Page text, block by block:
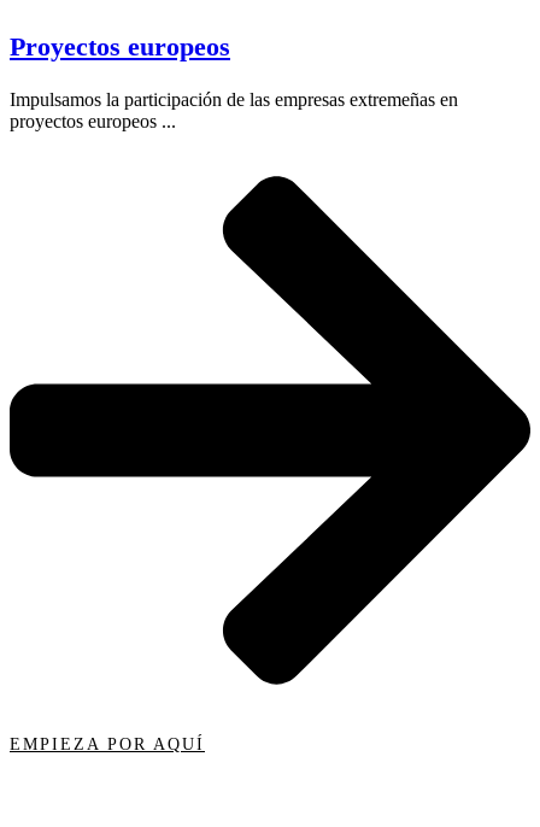
Proyectos europeos
Impulsamos la participación de las empresas extremeñas en
proyectos europeos ...
EMPIEZA POR AQUÍ